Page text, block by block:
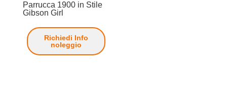
Parrucca 1900 in Stile
Gibson Girl
Richiedi Info
noleggio